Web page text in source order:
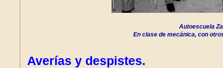
Autoescuela
En clase de mecánica, con
Averías y despistes.